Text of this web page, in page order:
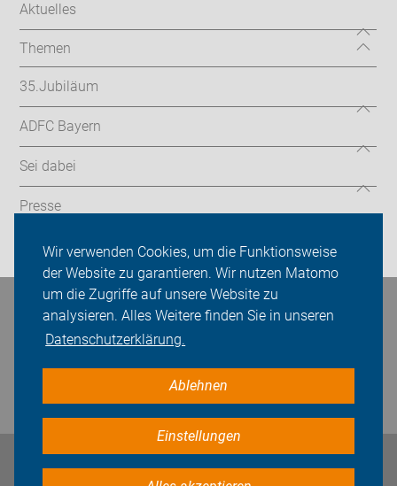
Wir verwenden Cookies, um die Funktionsweise
der Website zu garantieren. Wir nutzen Matomo
um die Zugriffe auf unsere Website zu
analysieren. Alles Weitere finden Sie in unseren
Datenschutzerklärung.
Ablehnen
Einstellungen
Aktuelles
Themen
35.Jubiläum
ADFC Bayern
Sei dabei
Presse
Login
Bleiben Sie in Kontakt
Impressum Datenschutz Cookie-Einstellungen